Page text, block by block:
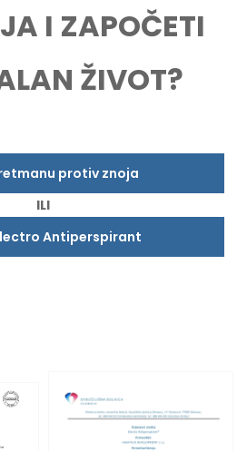
I ZAPOČETI
ŽIVOT?
protiv znoja
ILI
Antiperspirant